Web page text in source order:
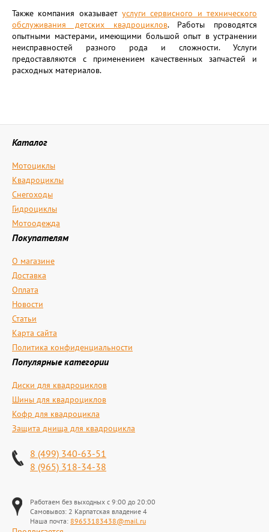
Также компания оказывает услуги сервисного и технического
обслуживания детских квадроциклов. Работы проводятся
опытными мастерами, имеющими большой опыт в устранении
неисправностей разного рода и сложности. Услуги
предоставляются с применением качественных запчастей и
расходных материалов.
Каталог
Мотоциклы
Квадроциклы
Снегоходы
Гидроциклы
Мотоодежда
Покупателям
О магазине
Доставка
Оплата
Новости
Статьи
Карта сайта
Политика конфиденциальности
Популярные категории
Диски для квадроциклов
Шины для квадроциклов
Кофр для квадроцикла
Защита днища для квадроцикла
8 (499) 340-63-51
8 (965) 318-34-38
Работаем без выходных с 9:00 до 20:00
Самовывоз: 2 Карпатская владение 4
Наша почта: 89653183438@mail.ru